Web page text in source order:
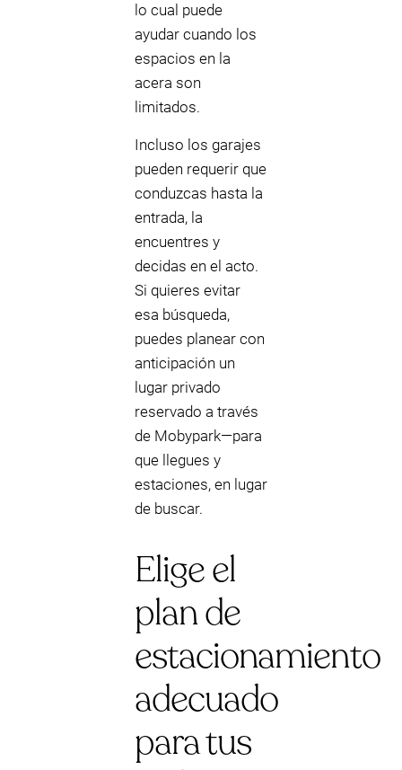
lo cual puede
ayudar cuando los
espacios en la
acera son
limitados.
Incluso los garajes
pueden requerir que
conduzcas hasta la
entrada, la
encuentres y
decidas en el acto.
Si quieres evitar
esa búsqueda,
puedes planear con
anticipación un
lugar privado
reservado a través
de Mobypark—para
que llegues y
estaciones, en lugar
de buscar.
Elige el
plan de
estacionamiento
adecuado
para tus